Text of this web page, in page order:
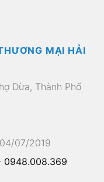
MẠI HẢI
Dừa, Thành Phố
07/2019
0948.008.369